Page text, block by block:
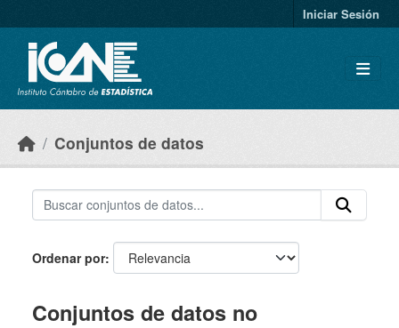
Iniciar Sesión
Conjuntos de datos
Ordenar por
Conjuntos de datos no